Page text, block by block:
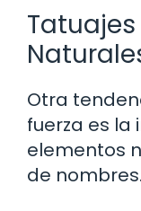
Otra
fuerza es la
elementos
de nombres.